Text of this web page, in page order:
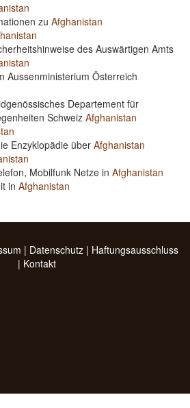
zu Afghanistan
des Auswärtigen Amts
Aussenministerium Österreich
Departement für
Schweiz Afghanistan
Enzyklopädie über Afghanistan
Mobilfunk Netze in Afghanistan
in Afghanistan
| Datenschutz| Haftungsausschluss
| Kontakt